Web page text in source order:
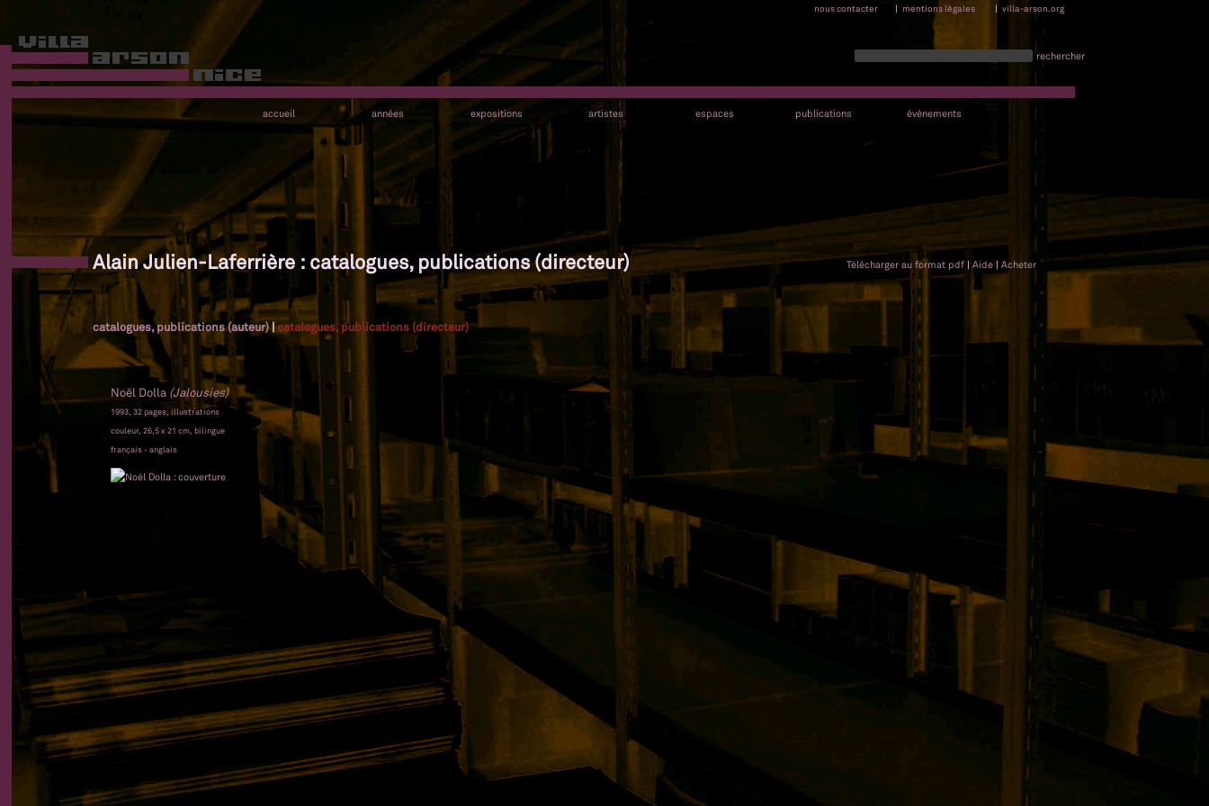
nous contacter | mentions légales | villa-arson.org
rechercher
accueil années expositions artistes espaces publications événements
Alain Julien-Laferrière : catalogues, publications (directeur) Télécharger au format pdf |Aide|Acheter
catalogues, publications (auteur)|catalogues, publications (directeur)
Noël Dolla (Jalousies)
1993, 32 pages, illustrations
couleur, 26,5 x 21 cm, bilingue
français - anglais